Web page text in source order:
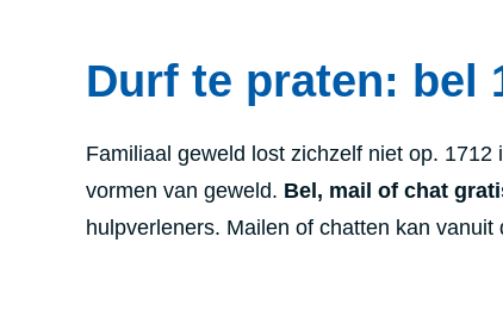
Durf te praten: bel
Familiaal geweld lost zichzelf niet op.
vormen van geweld. Bel, mail of chat
hulpverleners. Mailen of chatten kan vanuit